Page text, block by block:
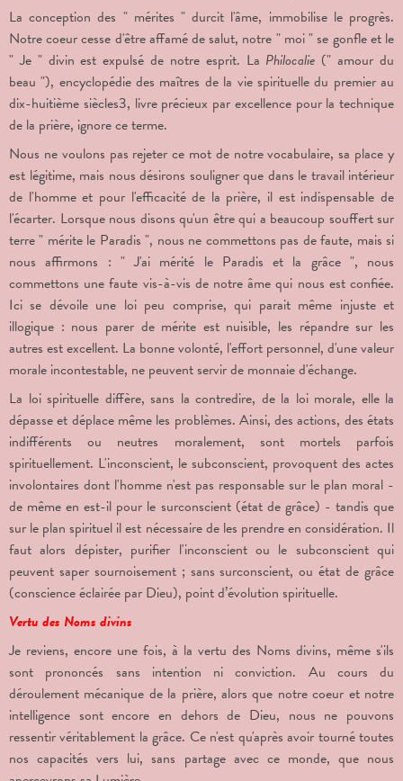
La conception des " mérites " durcit l'âme, immobilise le progrès.
Notre coeur cesse d'être affamé de salut, notre " moi " se gonfle et le
" Je " divin est expulsé de notre esprit. La Philocalie (" amour du
beau "), encyclopédie des maîtres de la vie spirituelle du premier au
dix-huitième siècles3, livre précieux par excellence pour la technique
de la prière, ignore ce terme.
Nous ne voulons pas rejeter ce mot de notre vocabulaire, sa place y
est légitime, mais nous désirons souligner que dans le travail intérieur
de l'homme et pour l'efficacité de la prière, il est indispensable de
l'écarter. Lorsque nous disons qu'un être qui a beaucoup souffert sur
terre " mérite le Paradis ", nous ne commettons pas de faute, mais si
nous affirmons : " J'ai mérité le Paradis et la grâce ", nous
commettons une faute vis-à-vis de notre âme qui nous est confiée.
Ici se dévoile une loi peu comprise, qui parait même injuste et
illogique : nous parer de mérite est nuisible, les répandre sur les
autres est excellent. La bonne volonté, l'effort personnel, d'une valeur
morale incontestable, ne peuvent servir de monnaie d'échange.
La loi spirituelle diffère, sans la contredire, de la loi morale, elle la
dépasse et déplace même les problèmes. Ainsi, des actions, des états
indifférents ou neutres moralement, sont mortels parfois
spirituellement. L'inconscient, le subconscient, provoquent des actes
involontaires dont l'homme n'est pas responsable sur le plan moral -
de même en est-il pour le surconscient (état de grâce) - tandis que
sur le plan spirituel il est nécessaire de les prendre en considération. Il
faut alors dépister, purifier l'inconscient ou le subconscient qui
peuvent saper sournoisement ; sans surconscient, ou état de grâce
(conscience éclairée par Dieu), point d’évolution spirituelle.
Vertu des Noms divins
Je reviens, encore une fois, à la vertu des Noms divins, même s'ils
sont prononcés sans intention ni conviction. Au cours du
déroulement mécanique de la prière, alors que notre coeur et notre
intelligence sont encore en dehors de Dieu, nous ne pouvons
ressentir véritablement la grâce. Ce n'est qu'après avoir tourné toutes
nos capacités vers lui, sans partage avec ce monde, que nous